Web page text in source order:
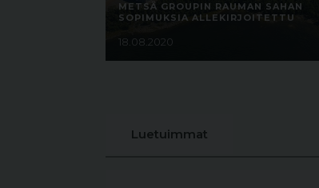
METSÄ GROUPIN RAUMAN SAHAN
SOPIMUKSIA ALLEKIRJOITETTU
18.08.2020
Luetuimmat